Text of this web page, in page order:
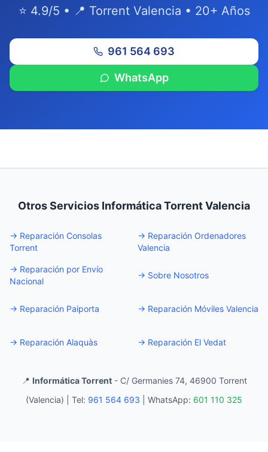
⭐ 4.9/5 • 📍 Torrent Valencia • 20+ Años
961 564 693
WhatsApp
Otros Servicios Informática Torrent Valencia
→ Reparación Consolas
Torrent
→ Reparación Ordenadores
Valencia
→ Reparación por Envío
Nacional
→ Sobre Nosotros
→ Reparación Paiporta → Reparación Móviles Valencia
→ Reparación Alaquàs → Reparación El Vedat
📍 Informática Torrent- C/ Germanies 74, 46900 Torrent
(Valencia) |
Tel: 961 564 693 WhatsApp: 601 110 325